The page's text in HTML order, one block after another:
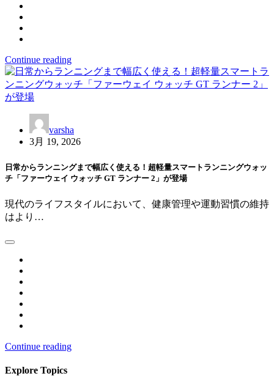
Continue reading
varsha
3月 19, 2026
日常からランニングまで幅広く使える！超軽量スマートランニングウォッ
チ「ファーウェイ ウォッチ GT ランナー 2」が登場
現代のライフスタイルにおいて、健康管理や運動習慣の維持
はより…
Continue reading
Explore Topics